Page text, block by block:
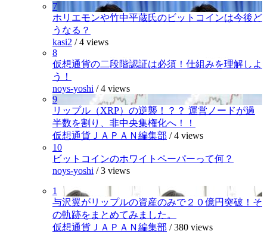
7
ホリエモンや竹中平蔵氏のビットコインは今後ど
うなる？
kasi2 /4 views
8
仮想通貨の二段階認証は必須！仕組みを理解しよ
う！
noys-yoshi /4 views
9
リップル（XRP）の逆襲！？？ 運営ノードが過
半数を割り、非中央集権化へ！！
仮想通貨ＪＡＰＡＮ編集部 /4 views
10
ビットコインのホワイトペーパーって何？
noys-yoshi /3 views
1
与沢翼がリップルの資産のみで２０億円突破！そ
の軌跡をまとめてみました。
仮想通貨ＪＡＰＡＮ編集部 /380 views